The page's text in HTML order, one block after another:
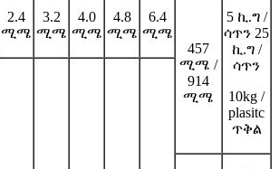
2.4
ሚሜ
3.2
ሚሜ
4.0
ሚሜ
4.8
ሚሜ
6.4
ሚሜ
457
ሚሜ /
914
ሚሜ
5 ኪ.ግ /
ሳጥን 25
ኪ.ግ /
ሳጥን
10kg /
plasitc
ጥቅል